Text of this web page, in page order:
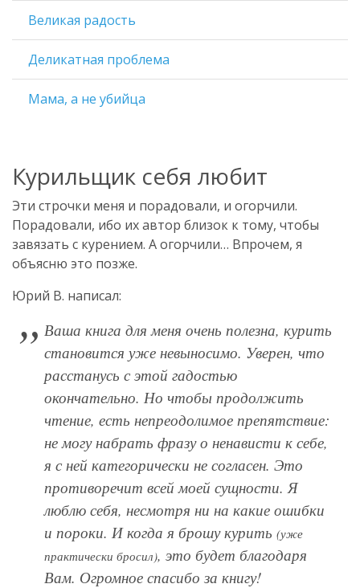
Курильщик себя любит
Эти строчки меня и порадовали, и огорчили.
Порадовали, ибо их автор близок к тому, чтобы
завязать с курением. А огорчили… Впрочем, я
объясню это позже.
Юрий В. написал:
Ваша книга для меня очень полезна, курить
становится уже невыносимо. Уверен, что
расстанусь с этой гадостью
окончательно. Но чтобы продолжить
чтение, есть непреодолимое препятствие:
не могу набрать фразу о ненависти к себе,
я с ней категорически не согласен. Это
противоречит всей моей сущности. Я
люблю себя, несмотря ни на какие ошибки
и пороки. И когда я брошу курить (уже
практически бросил), это будет благодаря
Вам. Огромное спасибо за книгу!
Великая радость
Деликатная проблема
Мама, а не убийца